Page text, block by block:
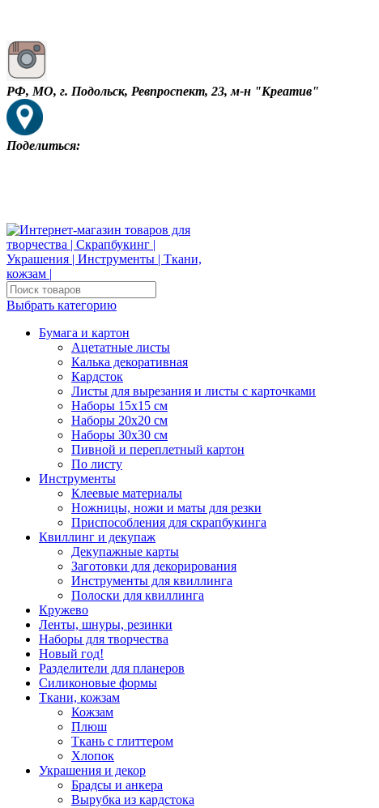
РФ, МО, г. Подольск, Ревпроспект, 23, м-н "Креатив"
Поделиться:
Выбрать категорию
Бумага и картон
Ацетатные листы
Калька декоративная
Кардсток
Листы для вырезания и листы с карточками
Наборы 15х15 см
Наборы 20х20 см
Наборы 30х30 см
Пивной и переплетный картон
По листу
Инструменты
Клеевые материалы
Ножницы, ножи и маты для резки
Приспособления для скрапбукинга
Квиллинг и декупаж
Декупажные карты
Заготовки для декорирования
Инструменты для квиллинга
Полоски для квиллинга
Кружево
Ленты, шнуры, резинки
Наборы для творчества
Новый год!
Разделители для планеров
Силиконовые формы
Ткани, кожзам
Кожзам
Плюш
Ткань с глиттером
Хлопок
Украшения и декор
Брадсы и анкера
Вырубка из кардстока